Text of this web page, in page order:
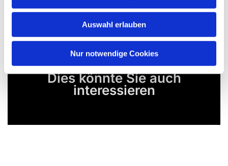
Auswahl erlauben
Nur notwendige Cookies
Dies könnte Sie auch
interessieren